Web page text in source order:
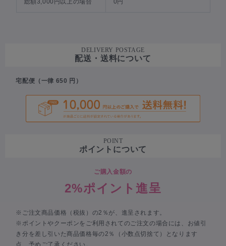
総額3,000円以上の場合 0円
DELIVERY POSTAGE
配送・送料について
宅配便（一律 650 円）
POINT
ポイントについて
ご購入金額の
2%ポイント進呈
※ご注文商品価格（税抜）の2％が、進呈されます。
※ポイントやクーポンをご利用されてのご注文の場合には、お値引
き分を差し引いた商品価格毎の2％（小数点切捨て）となります
点、予めご了承ください。